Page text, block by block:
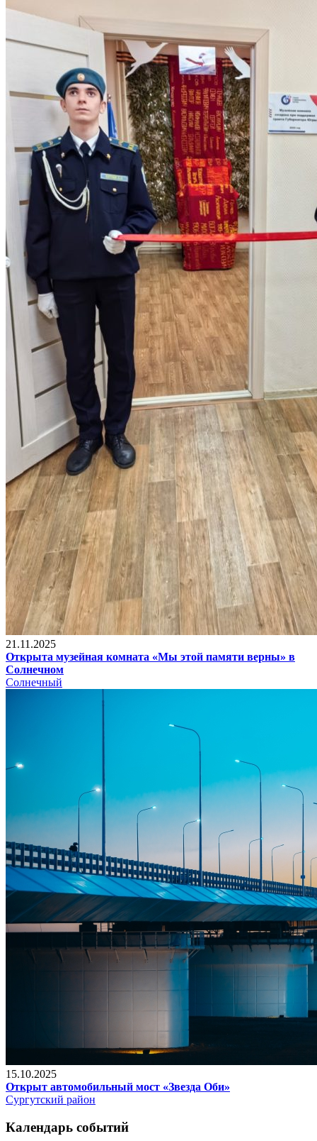
21.11.2025
Открыта музейная комната «Мы этой памяти верны» в
Солнечном
Солнечный
15.10.2025
Открыт автомобильный мост «Звезда Оби»
Сургутский район
Календарь событий